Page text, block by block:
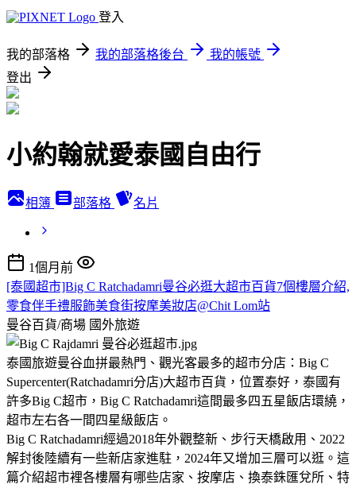
登入
我的部落格 我的部落格後台
我的帳號
登出
小約翰就愛泰國自由行
相簿 部落格 名片
1個月前
[泰國超市]Big C Ratchadamri曼谷必逛大超市百貨7個樓層介紹,
零食伴手禮服飾美食街按摩美妝店@Chit Lom站
曼谷百貨/商場 國外旅遊
泰國旅遊曼谷血拼最熱門、觀光客最多的超市分店：Big C
Supercenter(Ratchadamri分店)大超市百貨，位置泰好，泰國有
許多Big C超市，Big C Ratchadamri這間最多四五星飯店環繞，
超市左右各一間四星級飯店。
Big C Ratchadamri經過2018年外觀整新、步行天橋啟用、2022
解封後陸續有一些新店家進駐，2024年又增加三層可以逛。這
篇介紹超市裡各樓層有哪些店家、按摩店、換泰銖匯兌所、特